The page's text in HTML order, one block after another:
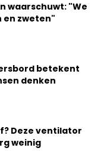
waarschuwt: "We
zweten"
betekent
denken
Deze ventilator
weinig